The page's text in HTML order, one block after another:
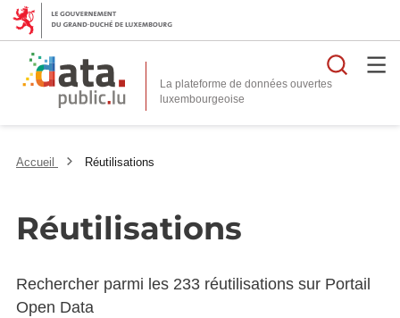
La plateforme de données ouvertes
Accueil Réutilisations
Réutilisations
Rechercher parmi les 233 réutilisations sur Portail
Open Data